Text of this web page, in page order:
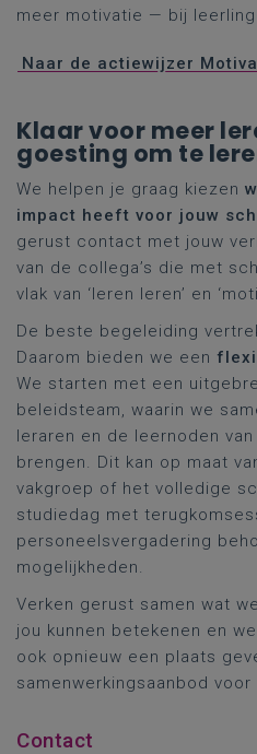
meer motivatie — bij
Naar de actiewijzer
Klaar voor meer
goesting om te
We helpen je graag kiezen
impact heeft voor jouw
gerust contact met jouw
van de collega’s die met
vlak van ‘leren leren’ en
De beste begeleiding
Daarom bieden we een
We starten met een
beleidsteam, waarin we
leraren en de leernoden
brengen. Dit kan op maat
vakgroep of het volledige
studiedag met
personeelsvergadering
mogelijkheden.
Verken gerust samen wat
jou kunnen betekenen en
ook opnieuw een plaats
samenwerkingsaanbod
Contact